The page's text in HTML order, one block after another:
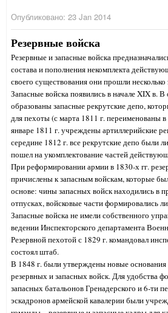
Опубликовано: 23 Jan 2014
Резервные войска
Резервные и запасные войска
состава и пополнения некомплекта
своего существования они прошли несколько
Запасные войска появились в начале XIX в.
образованы запасные рекрутские депо,
для пехоты (с марта 1811 г. переименованы
январе 1811 г. учреждены артиллерийские
середине 1812 г. все рекрутские депо были
пошел на укомплектование частей
При реформировании армии в 1830-х гг.
причислены к запасным войскам, которые
основе: чины запасных войск находились в
отпусках, войсковые части формировались
Запасные войска не имели собственного
ведении Инспекторского департамента
Резервной пехотой с 1829 г. командовал
состоял штаб.
В 1848 г. были утверждены новые
резервных и запасных войск. Для удобства
запасных батальонов Гренадерского и 6-ти
эскадронов армейской кавалерии были